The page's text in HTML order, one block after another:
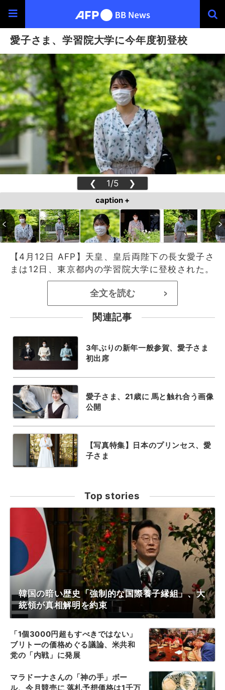
愛子さま、学習院大学に今年度初登校
❮ 1/5 ❯
caption +
【4月12日 AFP】天皇、皇后両陛下の長女愛子さ
まは12日、東京都内の学習院大学に登校された。
全文を読む >
関連記事
3年ぶりの新年一般参賀、愛子さま
初出席
愛子さま、21歳に 馬と触れ合う画像
公開
【写真特集】日本のプリンセス、愛
子さま
Top stories
韓国の暗い歴史「強制的な国際養子縁組」、大
統領が真相解明を約束
「1個3000円超もすべきではない」
ブリトーの価格めぐる議論、米共和
党の「内戦」に発展
マラドーナさんの「神の手」ボー
ル、今月競売に 落札予想価格は1千万